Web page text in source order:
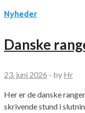
Nyheder
Danske
23. juni 2026 - by Hr
Her er de danske
skrivende stund i